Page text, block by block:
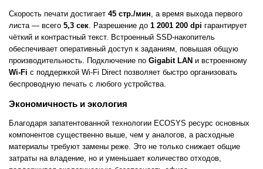
Скорость печати достигает 45 стр./мин, а время выхода первого
листа — всего 5,3 сек. Разрешение до 1 2001 200 dpi гарантирует
чёткий и контрастный текст. Встроенный SSD-накопитель
обеспечивает оперативный доступ к заданиям, повышая общую
производительность. Подключение по Gigabit LAN и встроенному
Wi-Fi с поддержкой Wi-Fi Direct позволяет быстро организовать
беспроводную печать с любого устройства.
Экономичность и экология
Благодаря запатентованной технологии ECOSYS ресурс основных
компонентов существенно выше, чем у аналогов, а расходные
материалы требуют замены реже. Это не только снижает общие
затраты на владение, но и уменьшает количество отходов,